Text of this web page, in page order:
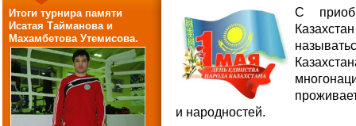
С
и народностей.
Итоги турнира памяти
Исатая Тайманова и
Махамбетова Утемисова.